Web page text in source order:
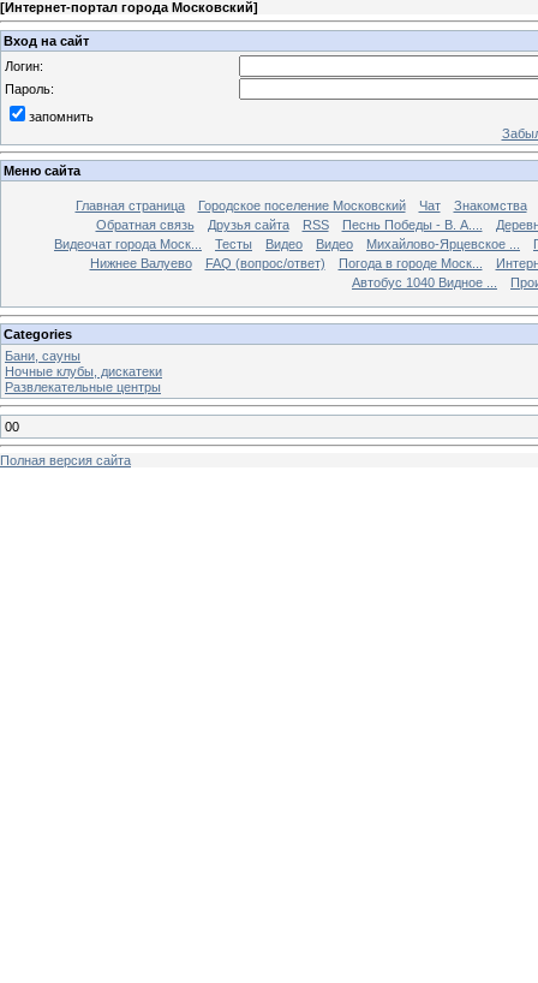
[Интернет-портал города Московский]
Вход на сайт
Логин:
Пароль:
запомнить
Меню сайта
Главная страница Городское поселение Московский Чат
Знакомства
Обратная связь
Друзья сайта RSS Песнь Победы - В. А....
Видеочат города Моск...
Тесты Видео Видео Михайлово-Ярцевское ...
Нижнее Валуево
FAQ (вопрос/ответ) Погода в городе Моск...
Автобус 1040 Видное ...
Categories
Бани, сауны
Ночные клубы, дискатеки
Развлекательные центры
00
Полная версия сайта